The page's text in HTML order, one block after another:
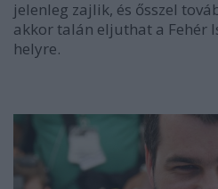
jelenleg zajlik, és ősszel
akkor talán eljuthat a Fehér
helyre.